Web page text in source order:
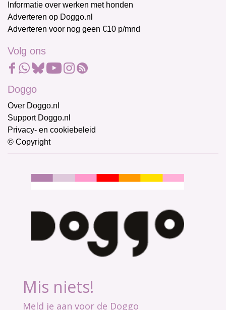
Informatie over werken met honden
Adverteren op Doggo.nl
Adverteren voor nog geen €10 p/mnd
Volg ons
Doggo
Over Doggo.nl
Support Doggo.nl
Privacy- en cookiebeleid
© Copyright
Mis niets!
Meld je aan voor de Doggo